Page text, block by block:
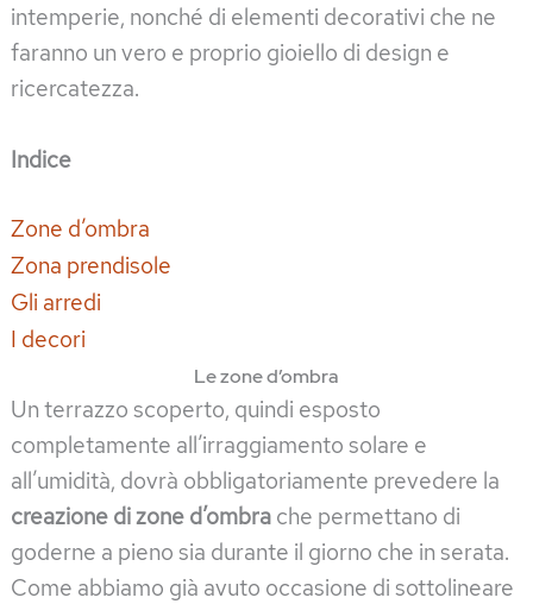
intemperie, nonché di elementi decorativi che ne
faranno un vero e proprio gioiello di design e
ricercatezza.
Indice
Zone d’ombra
Zona prendisole
Gli arredi
I decori
Le zone d’ombra
Un terrazzo scoperto, quindi esposto
completamente all’irraggiamento solare e
all’umidità, dovrà obbligatoriamente prevedere la
creazione di zone d’ombra che permettano di
goderne a pieno sia durante il giorno che in serata.
Come abbiamo già avuto occasione di sottolineare